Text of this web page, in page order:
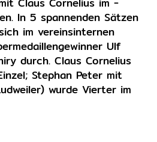
In 5 spannenden Sätzen
im vereinsinternen
Ulf
durch. Claus Cornelius
Stephan Peter mit
wurde Vierter im